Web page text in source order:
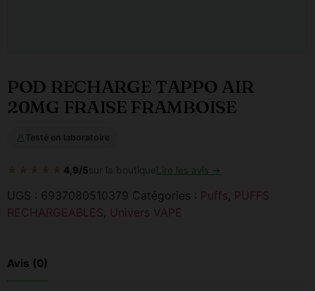
POD RECHARGE TAPPO AIR
20MG FRAISE FRAMBOISE
Testé en laboratoire
★★★★★ 4,9/5sur la boutiqueLire les avis →
UGS : 6937080510379 Catégories : Puffs, PUFFS
RECHARGEABLES, Univers VAPE
Avis (0)